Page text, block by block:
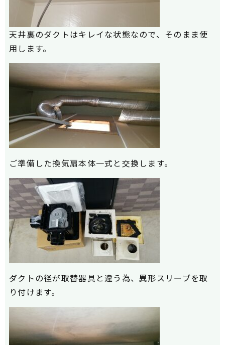
天井裏のダクトはキレイな状態なので、そのまま使
用します。
ご準備した換気扇本体一式と交換します。
ダクトの径が取替器具と違う為、異形スリーブを取
り付けます。